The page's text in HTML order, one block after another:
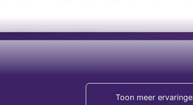
Toon meer